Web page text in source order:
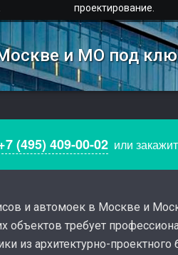
проектирование.
и МО под
(495) 409-00-02или
и автомоек в Москве и
объектов требует
из архитектурно-